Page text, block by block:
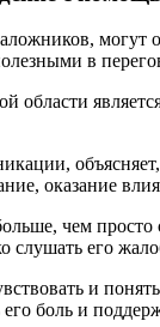
в
оказание
чем просто
слушать его
и
его боль и